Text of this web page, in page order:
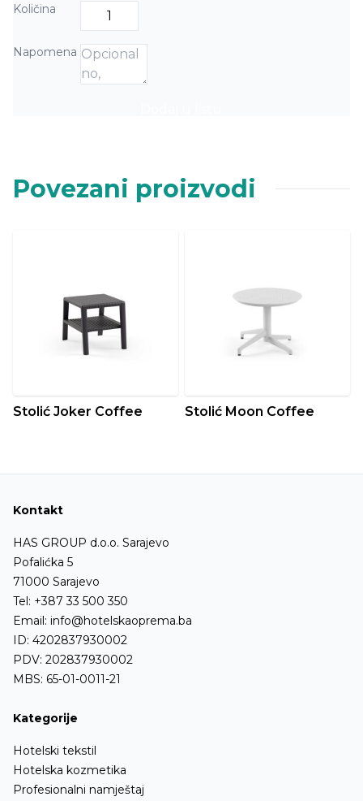
Količina
Napomena
Povezani proizvodi
Stolić Joker Coffee Stolić Moon Coffee
Kontakt
HAS GROUP d.o.o. Sarajevo
Pofalićka 5
71000 Sarajevo
Tel: +387 33 500 350
Email: info@hotelskaoprema.ba
ID: 4202837930002
PDV: 202837930002
MBS: 65-01-0011-21
Kategorije
Hotelski tekstil
Hotelska kozmetika
Profesionalni namještaj